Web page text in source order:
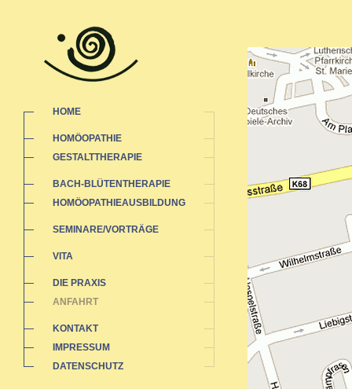
HOME
HOMÖOPATHIE
GESTALTTHERAPIE
BACH-BLÜTENTHERAPIE
HOMÖOPATHIEAUSBILDUNG
SEMINARE/VORTRÄGE
VITA
DIE PRAXIS
ANFAHRT
KONTAKT
IMPRESSUM
DATENSCHUTZ